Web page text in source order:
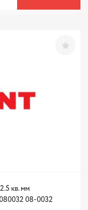
кв. мм
08-0032